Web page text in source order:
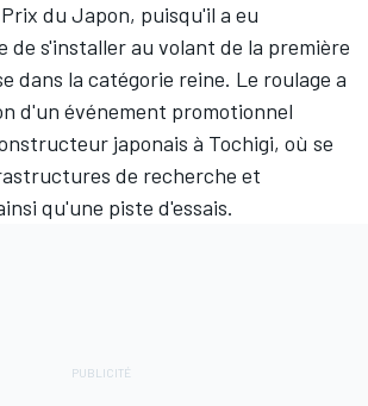
du Japon, puisqu'il a eu
de s'installer au volant de la première
dans la catégorie reine. Le roulage a
d'un événement promotionnel
japonais à Tochigi, où se
de recherche et
qu'une piste d'essais.